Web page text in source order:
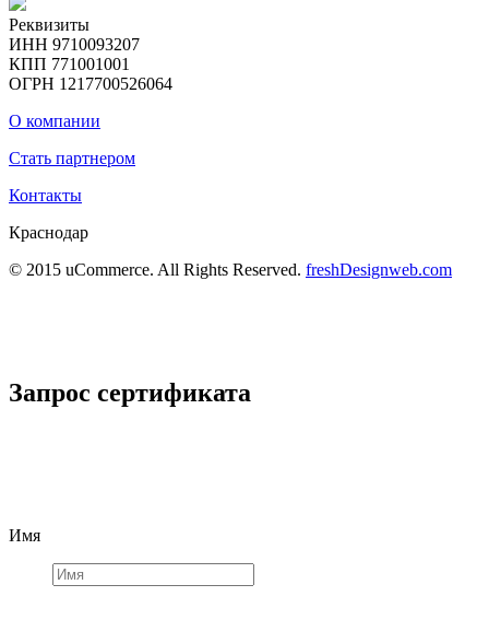
Реквизиты
ИНН 9710093207
КПП 771001001
ОГРН 1217700526064
О компании
Стать партнером
Контакты
Краснодар
© 2015 uCommerce. All Rights Reserved. freshDesignweb.com
Запрос сертификата
Имя